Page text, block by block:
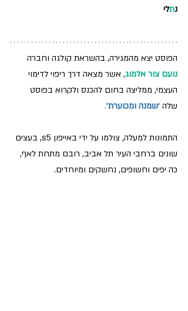
נתלי
הפוסט יצא מהמגירה, בהשראת קולגה וחברה
נועם צור אלמוג, אשר מצאה דרך ריפוי לדימוי
העצמי, ממליצה בחום להכנס ולקרוא בפוסט
שלה ׳שמנה ומכוערת׳.
התמונות למעלה, צולמו על ידי באייפון s5, בעצים
שונים ברחבי העיר תל אביב, רובם מתחת לאף,
כה יפים וחשופים, נחשקים ומיוחדים.